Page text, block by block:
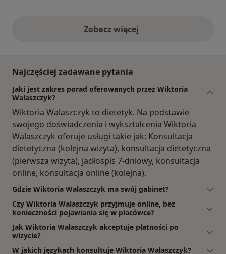
Zobacz więcejopinie powyżej
Najczęściej zadawane pytania
Jaki jest zakres porad oferowanych przez Wiktoria
Walaszczyk?
Wiktoria Walaszczyk to dietetyk. Na podstawie
swojego doświadczenia i wykształcenia Wiktoria
Walaszczyk oferuje usługi takie jak: Konsultacja
dietetyczna (kolejna wizyta), konsultacja dietetyczna
(pierwsza wizyta), jadłospis 7-dniowy, konsultacja
online, konsultacja online (kolejna).
Gdzie Wiktoria Walaszczyk ma swój gabinet?
Czy Wiktoria Walaszczyk przyjmuje online, bez
konieczności pojawiania się w placówce?
Jak Wiktoria Walaszczyk akceptuje płatności po
wizycie?
W jakich językach konsultuje Wiktoria Walaszczyk?